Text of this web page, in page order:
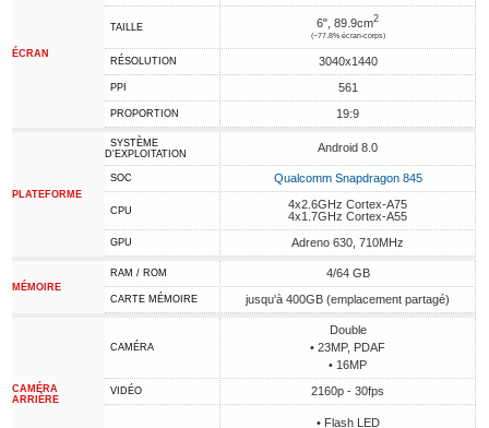
ÉCRAN
TAILLE 6", 89.9cm2
(~77.8% écran-corps)
RÉSOLUTION 3040x1440
PPI 561
PROPORTION 19:9
PLATEFORME
SYSTÈME
D'EXPLOITATION
Android 8.0
SOC Qualcomm Snapdragon 845
CPU
4x2.6GHz Cortex-A75
4x1.7GHz Cortex-A55
GPU Adreno 630, 710MHz
MÉMOIRE
RAM / ROM 4/64 GB
CARTE MÉMOIRE jusqu'à 400GB (emplacement partagé)
CAMÉRA
ARRIÈRE
CAMÉRA
Double
• 23MP, PDAF
• 16MP
VIDÉO 2160p - 30fps
• Flash LED